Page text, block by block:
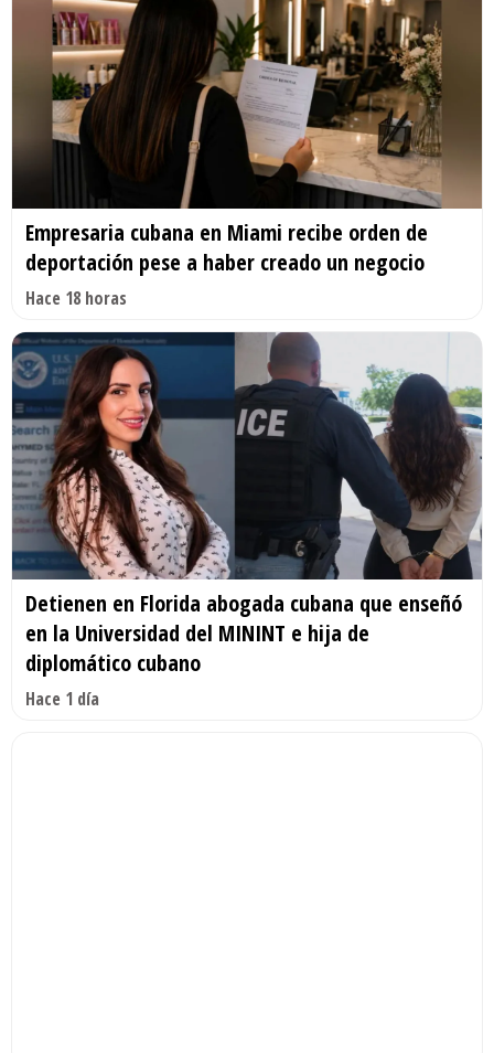
Empresaria cubana en Miami recibe orden de
deportación pese a haber creado un negocio
Hace 18 horas
Detienen en Florida abogada cubana que enseñó
en la Universidad del MININT e hija de
diplomático cubano
Hace 1 día